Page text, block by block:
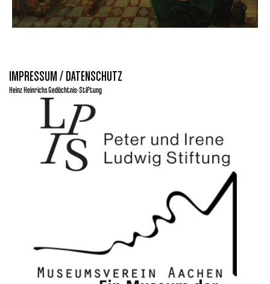
IMPRESSUM / DATENSCHUTZ
Heinz Heinrichs Gedächtnis-Stiftung